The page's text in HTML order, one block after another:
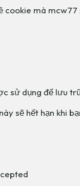
cookie mà mcw77
sử dụng để lưu
sẽ hết hạn khi